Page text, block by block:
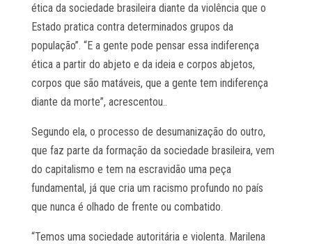
ética da sociedade brasileira diante da violência que o
Estado pratica contra determinados grupos da
população”. “E a gente pode pensar essa indiferença
ética a partir do abjeto e da ideia e corpos abjetos,
corpos que são matáveis, que a gente tem indiferença
diante da morte”, acrescentou..
Segundo ela, o processo de desumanização do outro,
que faz parte da formação da sociedade brasileira, vem
do capitalismo e tem na escravidão uma peça
fundamental, já que cria um racismo profundo no país
que nunca é olhado de frente ou combatido.
“Temos uma sociedade autoritária e violenta. Marilena